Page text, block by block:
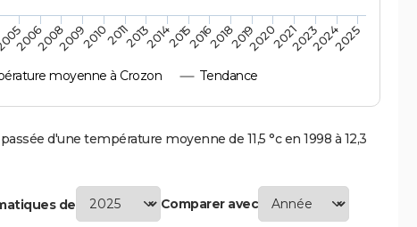
moyenne à Crozon Tendance
2014
200620082009201020112013 201520162018201920202021202320242025
d'une température moyenne de 11,5 °c en 1998 à 12,3
de Comparer avec